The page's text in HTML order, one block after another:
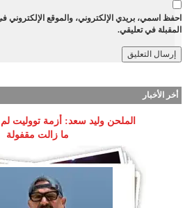
احفظ اسمي، بريدي الإلكتروني، والموقع الإلكتروني
المقبلة في تعليقي.
أخر الأخبار
الملحن وليد سعد: أزمة تووليت
ما زالت مقفولة